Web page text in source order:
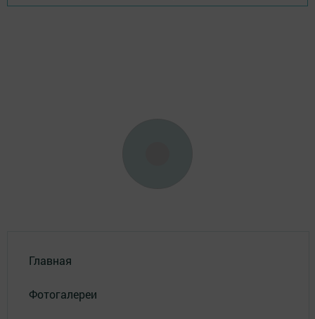
Главная
Фотогалереи